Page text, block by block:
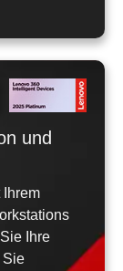
und
Ihrem
Ihre
Sie